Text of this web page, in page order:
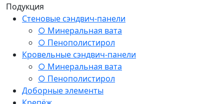
Подукция
Стеновые сэндвич-панели
○ Минеральная вата
○ Пенополистирол
Кровельные сэндвич-панели
○ Минеральная вата
○ Пенополистирол
Доборные элементы